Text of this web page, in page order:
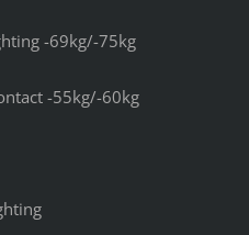
-69kg/-75kg
-55kg/-60kg